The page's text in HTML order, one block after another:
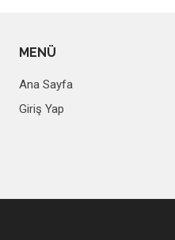
MENÜ
Ana Sayfa
Giriş Yap